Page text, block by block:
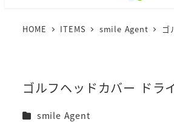
HOME ITEMS smile Agent ゴ
ゴルフヘッドカバー ドラ
カテゴリー
smile Agent